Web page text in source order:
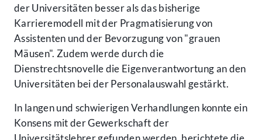
der Universitäten besser als das bisherige
Karrieremodell mit der Pragmatisierung von
Assistenten und der Bevorzugung von "grauen
Mäusen". Zudem werde durch die
Dienstrechtsnovelle die Eigenverantwortung an den
Universitäten bei der Personalauswahl gestärkt.
In langen und schwierigen Verhandlungen konnte ein
Konsens mit der Gewerkschaft der